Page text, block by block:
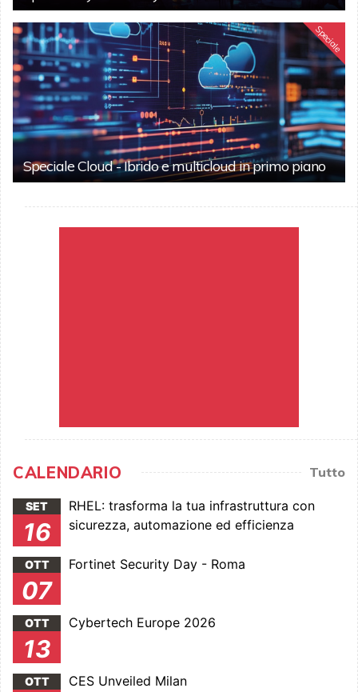
Speciale
Speciale Cloud - Ibrido e multicloud in primo piano
CALENDARIO Tutto
SET
16
RHEL: trasforma la tua infrastruttura con
sicurezza, automazione ed efficienza
OTT
07
Fortinet Security Day - Roma
OTT
13
Cybertech Europe 2026
OTT CES Unveiled Milan